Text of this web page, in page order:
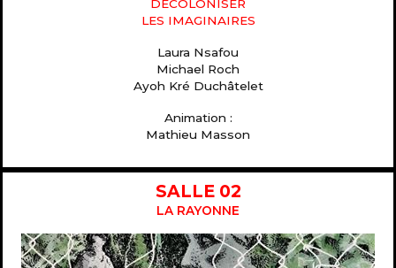
DÉCOLONISER
LES IMAGINAIRES
Laura Nsafou
Michael Roch
Ayoh Kré Duchâtelet
Animation :
Mathieu Masson
SALLE 02
LA RAYONNE